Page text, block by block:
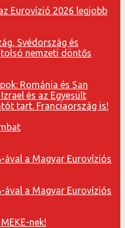
Eurovízió 2026 legjobb
Svédország és
nemzeti döntős
Románia és San
és az Egyesült
tart. Franciaország is!
a Magyar Eurovíziós
a Magyar Eurovíziós
nek!